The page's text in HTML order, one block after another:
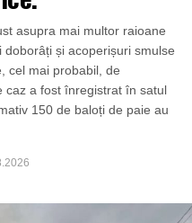
asupra mai multor raioane
și acoperișuri smulse
cel mai probabil, de
caz a fost înregistrat în satul
150 de baloți de paie au